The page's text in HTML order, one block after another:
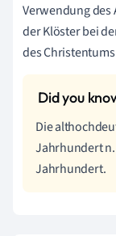
Verwendung des
der Klöster bei
des
Die
Jahrhundert n.
Jahrhundert.